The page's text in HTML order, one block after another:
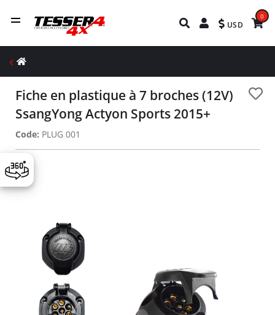
USD
0
Fiche en plastique à 7 broches (12V)
SsangYong Actyon Sports 2015+
Code: PLUG 001